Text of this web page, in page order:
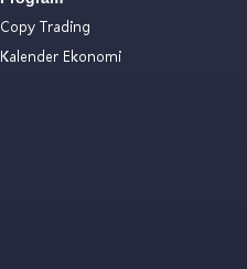
Copy Trading
Kalender Ekonomi